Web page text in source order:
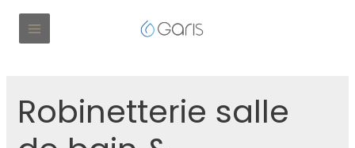
Robinetterie salle